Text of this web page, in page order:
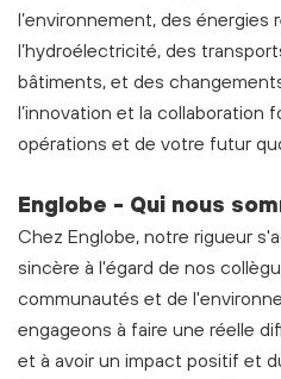
l’environnement, des énergies
l’hydroélectricité, des
bâtiments, et des
l’innovation et la collaboration
opérations et de votre futur
Englobe - Qui nous
Chez Englobe, notre rigueur
sincère à l'égard de nos
communautés et de
engageons à faire une réelle
et à avoir un impact positif et